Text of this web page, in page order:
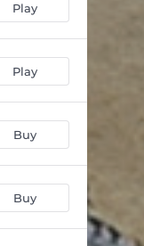
08:10
03:58
03:48
Play
Play
Buy
Buy